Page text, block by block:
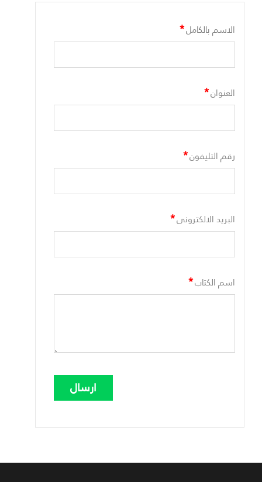
الاسم بالكامل*
العنوان*
رقم التليفون*
البريد الالكترونى*
اسم الكتاب*